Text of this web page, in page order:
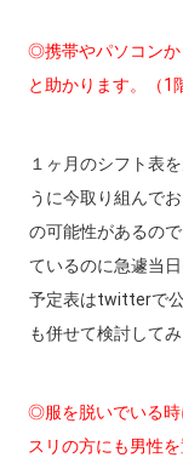
◎携帯やパソコンか
と助かります。（1
１ヶ月のシフト表
うに今取り組んで
の可能性があるの
ているのに急遽当
予定表はtwitterで
も併せて検討してみ
◎服を脱いでいる時
スリの方にも男性